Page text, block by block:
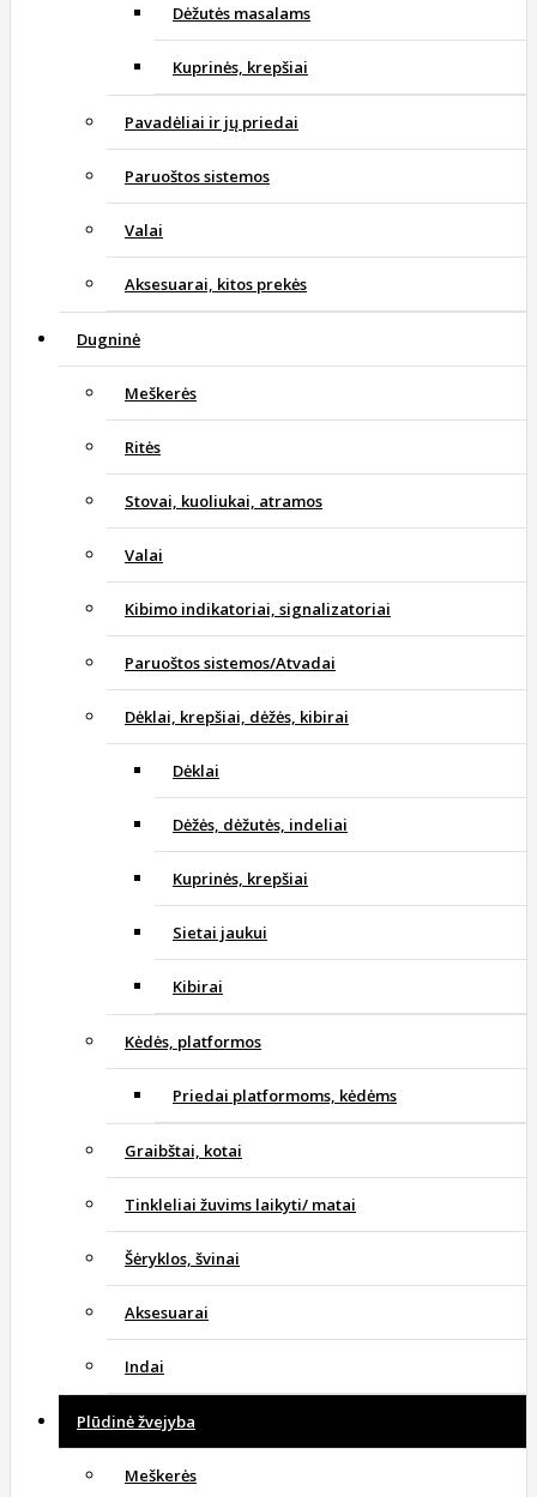
Dėžutės masalams
Kuprinės, krepšiai
Pavadėliai ir jų priedai
Paruoštos sistemos
Valai
Aksesuarai, kitos prekės
Dugninė
Meškerės
Ritės
Stovai, kuoliukai, atramos
Valai
Kibimo indikatoriai, signalizatoriai
Paruoštos sistemos/Atvadai
Dėklai, krepšiai, dėžės, kibirai
Dėklai
Dėžės, dėžutės, indeliai
Kuprinės, krepšiai
Sietai jaukui
Kibirai
Kėdės, platformos
Priedai platformoms, kėdėms
Graibštai, kotai
Tinkleliai žuvims laikyti/ matai
Šėryklos, švinai
Aksesuarai
Indai
Plūdinė žvejyba
Meškerės